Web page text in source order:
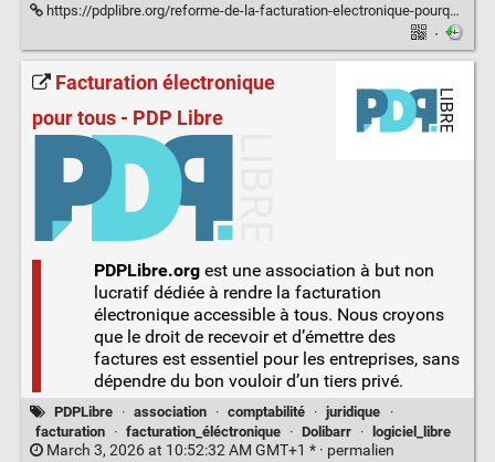
https://pdplibre.org/reforme-de-la-facturation-electronique-pourquoi-les-associations-sont-elles-en-premiere-ligne-%f0%9f%a4%a8/
·
Facturation électronique
pour tous - PDP Libre
PDPLibre.orgest une association à but non
lucratif dédiée à rendre la facturation
électronique accessible à tous. Nous croyons
que le droit de recevoir et d’émettre des
factures est essentiel pour les entreprises, sans
dépendre du bon vouloir d’un tiers privé.
PDPLibre · association · comptabilité · juridique
·
facturation
· facturation_éléctronique · Dolibarr · logiciel_libre
March 3, 2026 at 10:52:32 AM GMT+1 * · permalien